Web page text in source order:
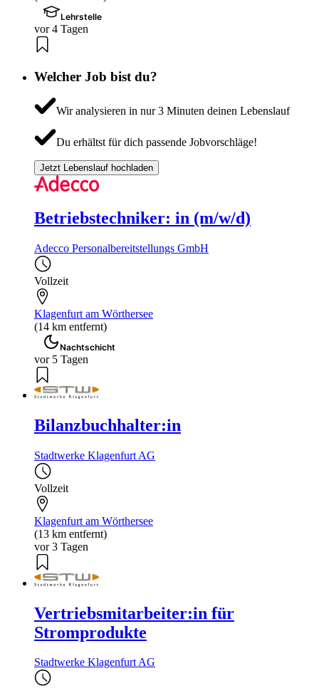
Lehrstelle
vor 4 Tagen
Welcher Job bist du?
Wir analysieren in nur 3 Minuten deinen Lebenslauf
Du erhältst für dich passende Jobvorschläge!
Jetzt Lebenslauf hochladen
Betriebstechniker: in (m/w/d)
Adecco Personalbereitstellungs GmbH
Vollzeit
Klagenfurt am Wörthersee
(14 km entfernt)
Nachtschicht
vor 5 Tagen
Bilanzbuchhalter:in
Stadtwerke Klagenfurt AG
Vollzeit
Klagenfurt am Wörthersee
(13 km entfernt)
vor 3 Tagen
Vertriebsmitarbeiter:in für
Stromprodukte
Stadtwerke Klagenfurt AG